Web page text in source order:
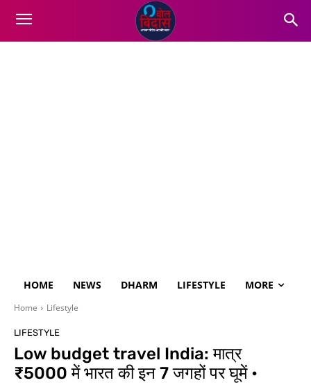
HOME NEWS DHARM LIFESTYLE MORE
Home Lifestyle
LIFESTYLE
Low budget travel India: मात्र
₹5000 में भारत की इन 7 जगहों पर घूमें •